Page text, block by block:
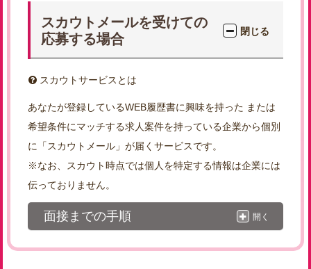
スカウトメールを受けての
応募する場合
閉じる
スカウトサービスとは
あなたが登録しているWEB履歴書に興味を持った または
希望条件にマッチする求人案件を持っている企業から個別
に「スカウトメール」が届くサービスです。
※なお、スカウト時点では個人を特定する情報は企業には
伝っておりません。
面接までの手順 開く